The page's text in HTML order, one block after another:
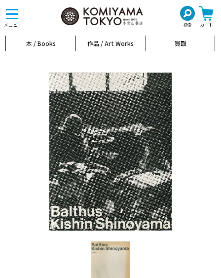
メニュー 検索 カート
toggle
navigation
本 / Books 作品 / Art Works 買取